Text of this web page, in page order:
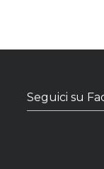
Seguici su